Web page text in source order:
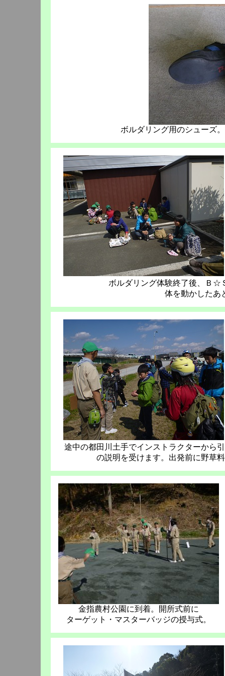
ボルダリング用のシューズ
ボルダリング体験終了後、Ｂ☆
体を動かしたあ
途中の都田川土手でインストラクターから
の説明を受けます。出発前に野草
金指農村公園に到着。開所式前に
ターゲット・マスターバッジの授与式。